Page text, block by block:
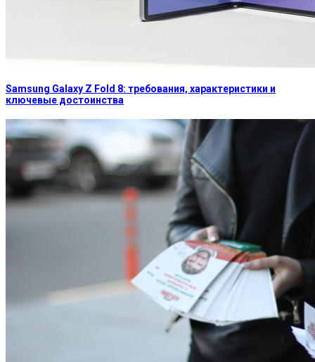
Samsung Galaxy Z Fold 8: требования, характеристики и
ключевые достоинства